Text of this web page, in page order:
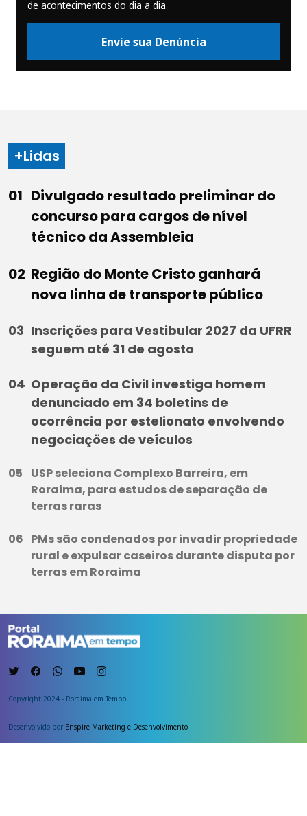
de acontecimentos do dia a dia.
Envie sua Denúncia
+Lidas
Divulgado resultado preliminar do
concurso para cargos de nível
técnico da Assembleia
Região do Monte Cristo ganhará
nova linha de transporte público
Inscrições para Vestibular 2027 da UFRR
seguem até 31 de agosto
Operação da Civil investiga homem
denunciado em 34 boletins de
ocorrência por estelionato envolvendo
negociações de veículos
USP seleciona Complexo Barreira, em
Roraima, para estudos de separação de
terras raras
PMs são condenados por invadir propriedade
rural e expulsar caseiros durante disputa por
terras em Roraima
Copyright 2024 - Roraima em Tempo
Desenvolvido por Enspire Marketing e Desenvolvimento